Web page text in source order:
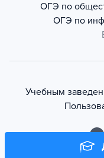
ОГЭ по
ОГЭ по
Учебным